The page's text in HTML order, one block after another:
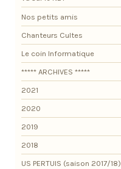
Nos petits amis
Chanteurs Cultes
Le coin Informatique
***** ARCHIVES *****
2021
2020
2019
2018
US PERTUIS (saison 2017/18)